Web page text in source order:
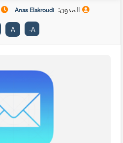
المدون: Anas Elakroudi
A
-
A